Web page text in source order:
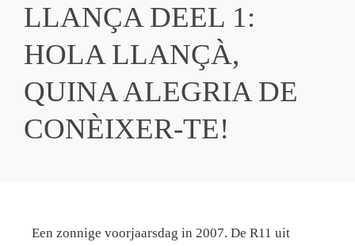
LLANÇA DEEL 1:
HOLA LLANÇÀ,
QUINA ALEGRIA DE
CONÈIXER-TE!
Een zonnige voorjaarsdag in 2007. De R11 uit